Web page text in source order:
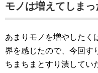
モノは増えてしま
あまりモノを増やしたく
界を感じたので、今回す
ちまちまとすり潰してい